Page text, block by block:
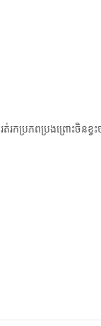
រកប្រភពប្រងព្រោះចិនខ្វ